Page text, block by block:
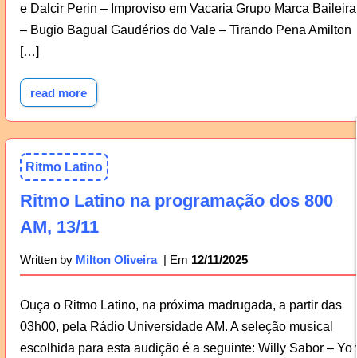
e Dalcir Perin – Improviso em Vacaria Grupo Marca Baileira
– Bugio Bagual Gaudérios do Vale – Tirando Pena Amilton
[…]
read more
Ritmo Latino
Ritmo Latino na programação dos 800
AM, 13/11
Written by Milton Oliveira 12/11/2025
Ouça o Ritmo Latino, na próxima madrugada, a partir das
03h00, pela Rádio Universidade AM. A seleção musical
escolhida para esta audição é a seguinte: Willy Sabor – Yo